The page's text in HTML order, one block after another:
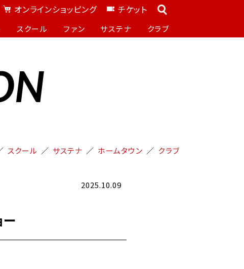
オンラインショッピング チケット
スクール ファン サステナ クラブ
スクール サステナ ホームタウン クラブ
2025.10.09